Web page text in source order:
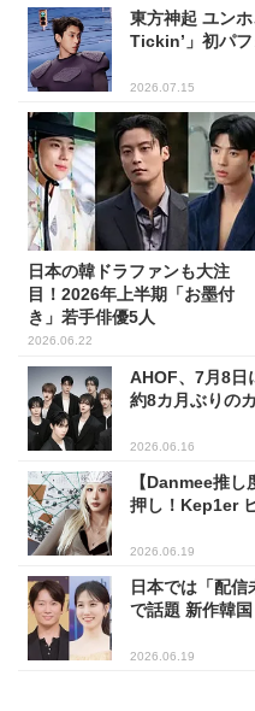
東方神起 ユン
Tickin’」初パ
2026.07.15
日本の韓ドラファンも大注
目！2026年上半期「お墨付
き」若手俳優5人
2026.06.22
AHOF、7月8日
約8カ月ぶりの
2026.06.16
【Danmee推
押し！Kep1er
2026.06.19
日本では「配信
で話題 新作韓
2026.06.19